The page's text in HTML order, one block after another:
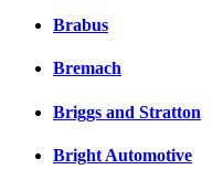
Brabus
Bremach
Briggs and Stratton
Bright Automotive